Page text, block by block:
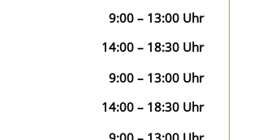
9:00 – 13:00 Uhr
14:00 – 18:30 Uhr
9:00 – 13:00 Uhr
14:00 – 18:30 Uhr